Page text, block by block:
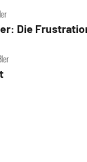
Die